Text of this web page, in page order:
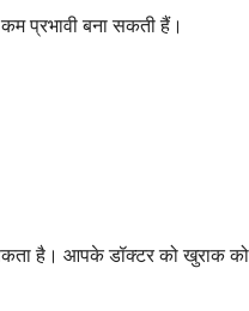
प्रभावी बना सकती हैं।
है। आपके डॉक्टर को खुराक को